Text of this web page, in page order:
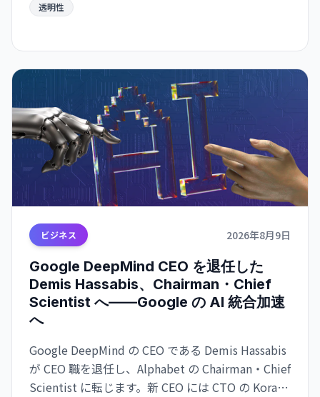
透明性
ビジネス 2026年8月9日
Google DeepMind CEO を退任した
Demis Hassabis、Chairman・Chief
Scientist へ——Google の AI 統合加速
へ
Google DeepMind の CEO である Demis Hassabis
が CEO 職を退任し、Alphabet の Chairman・Chief
Scientist に転じます。新 CEO には CTO の Koray